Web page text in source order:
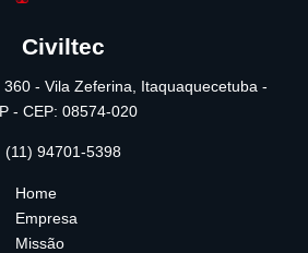
Civiltec
- Vila Zeferina, Itaquaquecetuba -
- CEP: 08574-020
(11) 94701-5398
Home
Empresa
Missão